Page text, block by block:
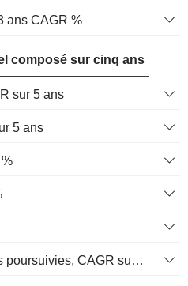
ans CAGR %
composé sur cinq ans
sur 5 ans
5 ans
Bénéfices des activités poursuivies, CAGR sur 5 ans